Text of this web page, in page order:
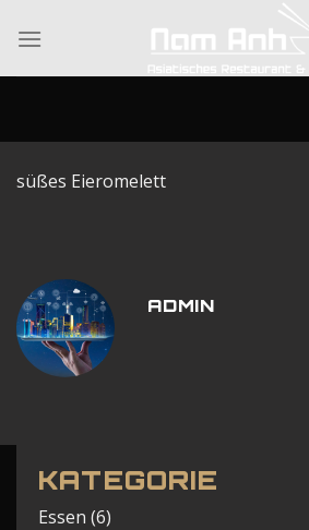
süßes Eieromelett
ADMIN
KATEGORIE
Essen (6)